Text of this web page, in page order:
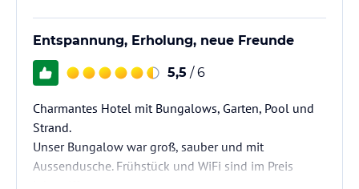
Entspannung, Erholung, neue Freunde
5,5 / 6
Charmantes Hotel mit Bungalows, Garten, Pool und
Strand.
Unser Bungalow war groß, sauber und mit
Aussendusche. Frühstück und WiFi sind im Preis